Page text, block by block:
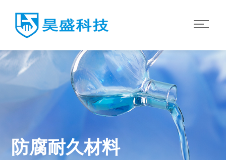
防腐耐久材料